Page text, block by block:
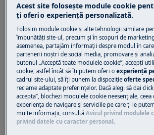
uscător de rufe pe același
(aceeaşi siguranţă). Puterea
împreună de cele două
13 amperi.
Dacă este declanșat un
circuit sau arde o siguranță
porniți sau opriți aparatul,
datorează de obicei unei
sau a unui scurt circuit.
Problema poate fi cauzată de
Acest site folosește module cookie
ţi oferi o experienţă personalizată.
Folosim module cookie și alte tehnologii similare
îmbunătăţi site-ul, precum și în scopuri de
asemenea, partajăm informaţii despre modul în
partenerii noștri de social media, promovare și
butonul „Acceptă toate modulele cookie”, accepţi
cookie, astfel încât să îţi putem oferi oexperienţă
cadrul site-ului, să îţi punem la dispoziţieoferte
reclame adaptate preferinţelor. Dacă alegi să dai
accepta”, blochezi modulele cookie neesenţiale, ceea
experienţa de navigare și serviciile pe care ţi le
multe informaţii, consultăAvizul privind modulele
privind datele cu caracter personal.